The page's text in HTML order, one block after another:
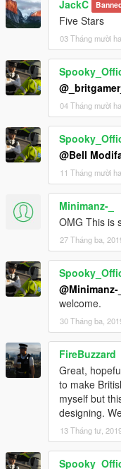
JackC
Five Stars
03 Tháng mười
@_britgamer_
04 Tháng mười
@Bell
11 Tháng mười
Minimanz-_
OMG This is
27 Tháng ba,
@Minimanz-_
welcome.
30 Tháng ba,
FireBuzzard
Great,
to make
myself but
designing.
13 Tháng tư,